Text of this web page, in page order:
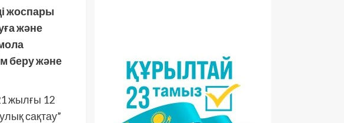
жоспары
және
беру және
жылғы 12
сақтау”